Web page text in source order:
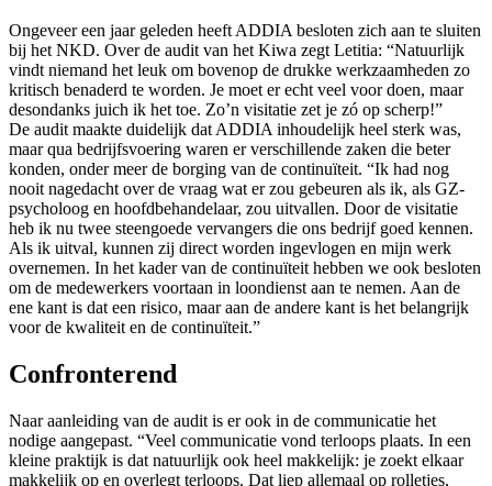
Ongeveer een jaar geleden heeft ADDIA besloten zich aan te sluiten
bij het NKD. Over de audit van het Kiwa zegt Letitia: “Natuurlijk
vindt niemand het leuk om bovenop de drukke werkzaamheden zo
kritisch benaderd te worden. Je moet er echt veel voor doen, maar
desondanks juich ik het toe. Zo’n visitatie zet je zó op scherp!”
De audit maakte duidelijk dat ADDIA inhoudelijk heel sterk was,
maar qua bedrijfsvoering waren er verschillende zaken die beter
konden, onder meer de borging van de continuïteit. “Ik had nog
nooit nagedacht over de vraag wat er zou gebeuren als ik, als GZ-
psycholoog en hoofdbehandelaar, zou uitvallen. Door de visitatie
heb ik nu twee steengoede vervangers die ons bedrijf goed kennen.
Als ik uitval, kunnen zij direct worden ingevlogen en mijn werk
overnemen. In het kader van de continuïteit hebben we ook besloten
om de medewerkers voortaan in loondienst aan te nemen. Aan de
ene kant is dat een risico, maar aan de andere kant is het belangrijk
voor de kwaliteit en de continuïteit.”
Confronterend
Naar aanleiding van de audit is er ook in de communicatie het
nodige aangepast. “Veel communicatie vond terloops plaats. In een
kleine praktijk is dat natuurlijk ook heel makkelijk: je zoekt elkaar
makkelijk op en overlegt terloops. Dat liep allemaal op rolletjes,